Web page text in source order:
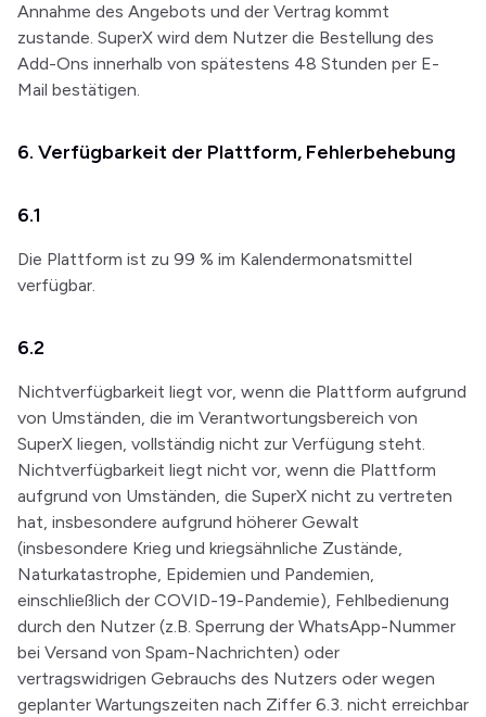
Annahme des Angebots und der Vertrag kommt
zustande. SuperX wird dem Nutzer die Bestellung des
Add-Ons innerhalb von spätestens 48 Stunden per E-
Mail bestätigen.
6. Verfügbarkeit der Plattform, Fehlerbehebung
6.1
Die Plattform ist zu 99 % im Kalendermonatsmittel
verfügbar.
6.2
Nichtverfügbarkeit liegt vor, wenn die Plattform aufgrund
von Umständen, die im Verantwortungsbereich von
SuperX liegen, vollständig nicht zur Verfügung steht.
Nichtverfügbarkeit liegt nicht vor, wenn die Plattform
aufgrund von Umständen, die SuperX nicht zu vertreten
hat, insbesondere aufgrund höherer Gewalt
(insbesondere Krieg und kriegsähnliche Zustände,
Naturkatastrophe, Epidemien und Pandemien,
einschließlich der COVID-19-Pandemie), Fehlbedienung
durch den Nutzer (z.B. Sperrung der WhatsApp-Nummer
bei Versand von Spam-Nachrichten) oder
vertragswidrigen Gebrauchs des Nutzers oder wegen
geplanter Wartungszeiten nach Ziffer 6.3. nicht erreichbar